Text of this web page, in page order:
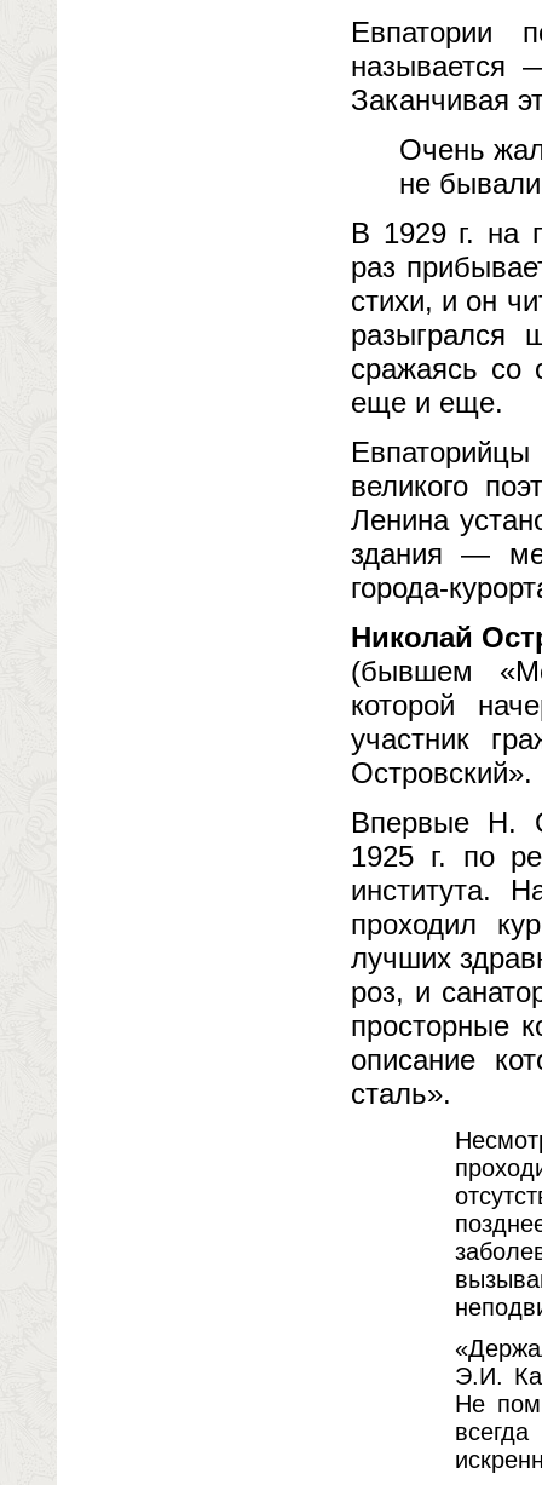
Евпатории
называется
Заканчивая
Очень
не
В 1929 г. на
раз
стихи, и он
разыгрался
сражаясь со
еще и еще.
великого
Ленина
здания —
города-
Николай
(бывшем
которой
участник
Островский».
Впервые Н.
1925 г. по
института.
проходил
лучших
роз, и
просторные
описание
сталь».
Э.И.
Не